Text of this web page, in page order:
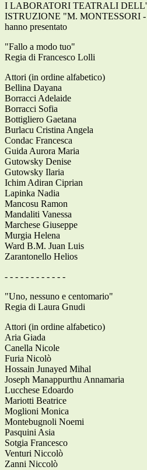
I LABORATORI TEATRALI
ISTRUZIONE "M. MONTESSORI
hanno presentato
"Fallo a modo tuo"
Regia di Francesco Lolli
Attori (in ordine alfabetico)
Bellina Dayana
Borracci Adelaide
Borracci Sofia
Bottigliero Gaetana
Burlacu Cristina Angela
Condac Francesca
Guida Aurora Maria
Gutowsky Denise
Gutowsky Ilaria
Ichim Adiran Ciprian
Lapinka Nadia
Mancosu Ramon
Mandaliti Vanessa
Marchese Giuseppe
Murgia Helena
Ward B.M. Juan Luis
Zarantonello Helios
- - - - - - - - - - - -
"Uno, nessuno e centomario"
Regia di Laura Gnudi
Attori (in ordine alfabetico)
Aria Giada
Canella Nicole
Furia Nicolò
Hossain Junayed Mihal
Joseph Manappurthu Annamaria
Lucchese Edoardo
Mariotti Beatrice
Moglioni Monica
Montebugnoli Noemi
Pasquini Asia
Sotgia Francesco
Venturi Niccolò
Zanni Niccolò